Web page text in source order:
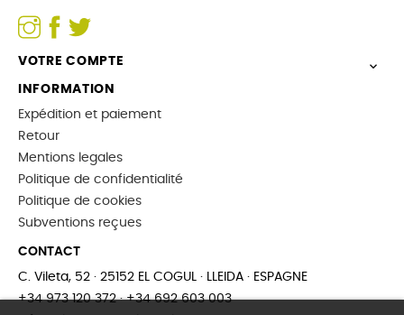
VOTRE COMPTE 
INFORMATION
Expédition et paiement
Retour
Mentions legales
Politique de confidentialité
Politique de cookies
Subventions reçues
CONTACT
C. Vileta, 52 · 25152 EL COGUL · LLEIDA · ESPAGNE
+34 973 120 372 · +34 692 603 003